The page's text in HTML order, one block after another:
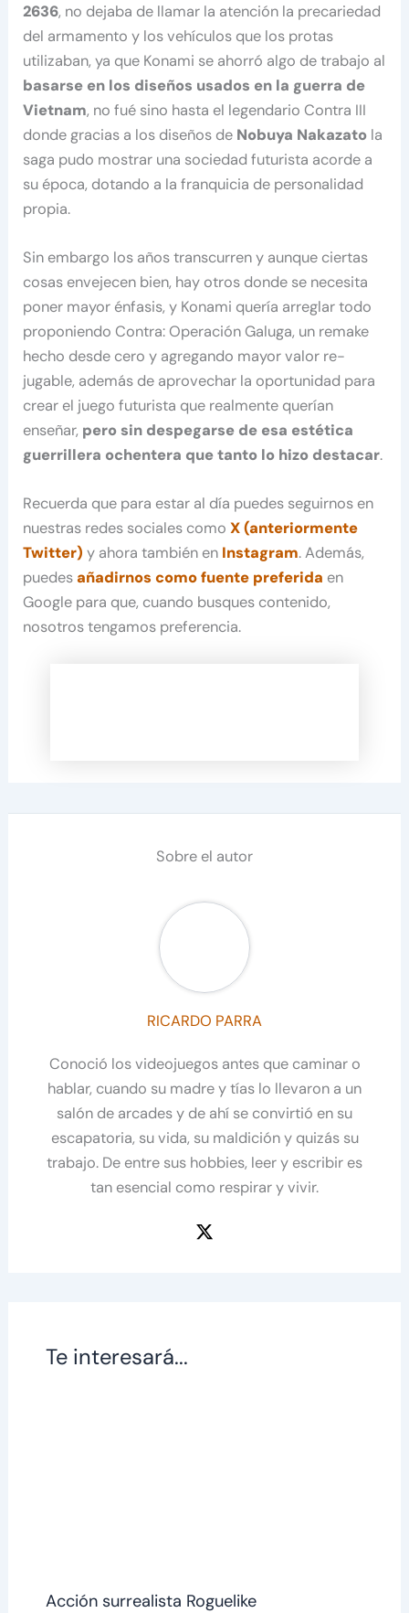
2636, no dejaba de llamar la atención la precariedad
del armamento y los vehículos que los protas
utilizaban, ya que Konami se ahorró algo de trabajo al
basarse en los diseños usados en la guerra de
Vietnam, no fué sino hasta el legendario Contra III
donde gracias a los diseños de Nobuya Nakazato la
saga pudo mostrar una sociedad futurista acorde a
su época, dotando a la franquicia de personalidad
propia.
Sin embargo los años transcurren y aunque ciertas
cosas envejecen bien, hay otros donde se necesita
poner mayor énfasis, y Konami quería arreglar todo
proponiendo Contra: Operación Galuga, un remake
hecho desde cero y agregando mayor valor re-
jugable, además de aprovechar la oportunidad para
crear el juego futurista que realmente querían
enseñar, pero sin despegarse de esa estética
guerrillera ochentera que tanto lo hizo destacar.
Recuerda que para estar al día puedes seguirnos en
nuestras redes sociales comoX (anteriormente
Twitter) y ahora también en Instagram. Además,
puedesañadirnos como fuente preferida en
Google para que, cuando busques contenido,
nosotros tengamos preferencia.
Sobre el autor
RICARDO PARRA
Conoció los videojuegos antes que caminar o
hablar, cuando su madre y tías lo llevaron a un
salón de arcades y de ahí se convirtió en su
escapatoria, su vida, su maldición y quizás su
trabajo. De entre sus hobbies, leer y escribir es
tan esencial como respirar y vivir.
Te interesará...
Acción surrealista Roguelike